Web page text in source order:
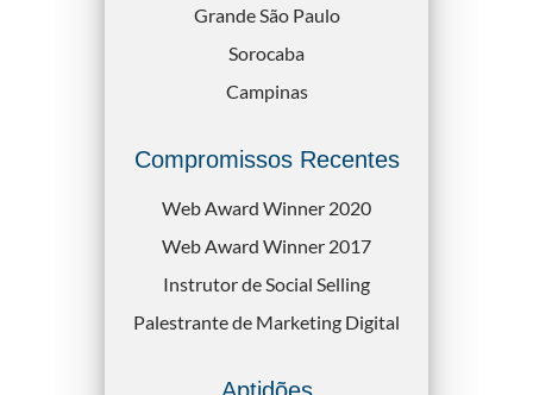
Grande São Paulo
Sorocaba
Campinas
Compromissos Recentes
Web Award Winner 2020
Web Award Winner 2017
Instrutor de Social Selling
Palestrante de Marketing Digital